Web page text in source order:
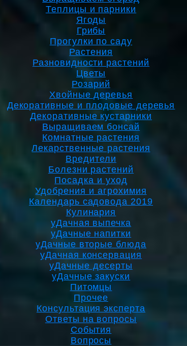
Теплицы и парники
Ягоды
Грибы
Прогулки по саду
Растения
Разновидности растений
Цветы
Розарий
Хвойные деревья
Декоративные и плодовые деревья
Декоративные кустарники
Выращиваем бонсай
Комнатные растения
Лекарственные растения
Вредители
Болезни растений
Посадка и уход
Удобрения и агрохимия
Календарь садовода 2019
Кулинария
уДачная выпечка
уДачные напитки
уДачные вторые блюда
уДачная консервация
уДачные десерты
уДачные закуски
Питомцы
Прочее
Консультация эксперта
Ответы на вопросы
События
Вопросы